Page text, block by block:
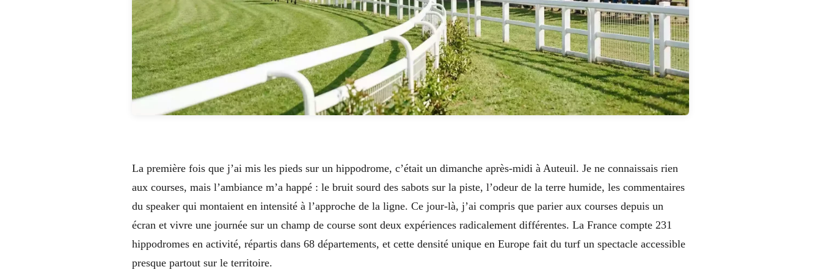
La première fois que j’ai mis les pieds sur un hippodrome, c’était un dimanche après-midi à Auteuil. Je ne connaissais rien
aux courses, mais l’ambiance m’a happé : le bruit sourd des sabots sur la piste, l’odeur de la terre humide, les commentaires
du speaker qui montaient en intensité à l’approche de la ligne. Ce jour-là, j’ai compris que parier aux courses depuis un
écran et vivre une journée sur un champ de course sont deux expériences radicalement différentes. La France compte 231
hippodromes en activité, répartis dans 68 départements, et cette densité unique en Europe fait du turf un spectacle accessible
presque partout sur le territoire.